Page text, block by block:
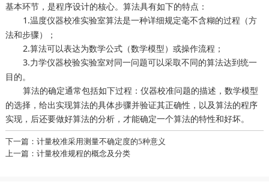
基本环节，是程序设计的核心。算法具有如下的特点：
1.温度仪器校准实验室算法是一种详细规定毫不含糊的过程（方
法和步骤）；
2.算法可以表达为数学公式（数学模型）或操作流程；
3.力学仪器校验实验室对同一问题可以采取不同的算法达到统一
目的。
算法的确定通常包括如下过程： 仪器校准问题的描述，数学模型
的选择，给出实现算法的具体步骤并验证其正确性，以及算法的程序
实现，后还要做好算法的分析，才能确定一个算法的特性和好坏。
下一篇：计量校准采用测量不确定度的5种意义
上一篇：计量校准规程的概念及分类